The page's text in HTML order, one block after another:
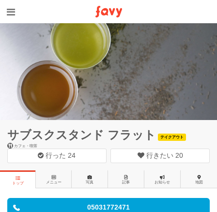
サブスクスタンド フラット
テイクアウト
カフェ・喫茶
行った 24 行きたい 20
トップ メニュー 写真 記事 お知らせ 地図
05031772471